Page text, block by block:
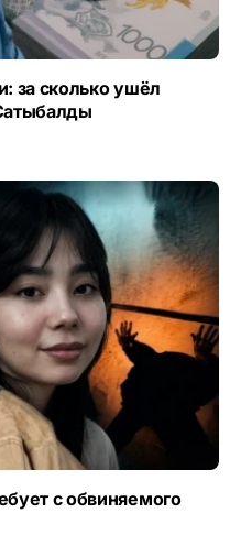
за сколько ушёл
с обвиняемого